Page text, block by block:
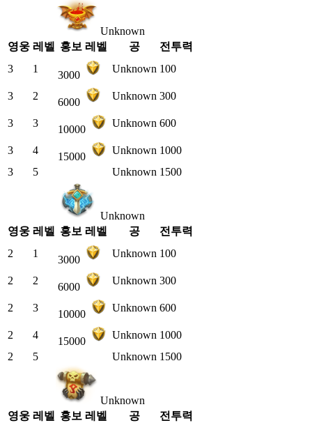
Unknown
영웅 레벨 홍보 레벨 공
전투력
3
1
3000
Unknown 100
3 2
6000
Unknown 300
3 3
10000
Unknown 600
3 4
15000
Unknown 1000
3
5 Unknown 1500
Unknown
영웅 레벨 홍보 레벨 공
전투력
2
1
3000
Unknown 100
2 2
6000
Unknown 300
2 3
10000
Unknown 600
2 4
15000
Unknown 1000
2
5 Unknown 1500
Unknown
영웅 레벨 홍보 레벨 공
전투력